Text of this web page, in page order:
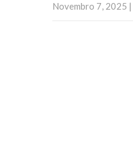
Novembro 7, 2025 |